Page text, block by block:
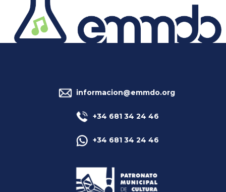
informacion@emmdo.org
+34 681 34 24 46
+34 681 34 24 46